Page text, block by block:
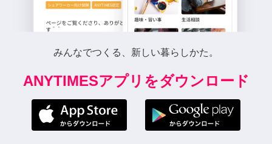
みんなでつくる、新しい暮らしかた。
ANYTIMESアプリをダウンロード